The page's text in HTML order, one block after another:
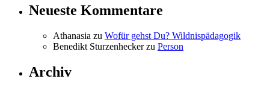
Neueste Kommentare
Athanasia zu Wofür gehst Du? Wildnispädagogik
Benedikt Sturzenheckerzu Person
Archiv